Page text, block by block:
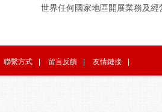
世界任何國家地區開展業務及經
聯繫方式 留言反饋 友情鏈接